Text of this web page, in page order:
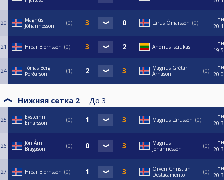
20
Magnús
Jóhannesson
0 Lárus Ómarsson 0
пн
21 Hróar Björnsson 0 Andrius Isciukas
пн
24
Tómas Berg
Þórðarson
1
Magnús Grétar
Árnason
0
пн
Нижняя сетка 2 До 3
25
Eysteinn
Einarsson
0 Magnús Lárusson 0
пн
26
Jón Árni
Bragason
0
Magnús
Jóhannesson
0
пн
27 Hróar Björnsson 0
Orven Christian
Destacamento
0
пн